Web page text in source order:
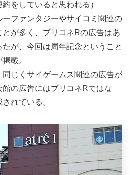
をしていると思われる）
ーファンタジーやサイコミ関連の
が多く、プリコネRの広告はあ
が、今回は周年記念ということ
載。
じくサイゲームス関連の広告が
の広告にはプリコネRではな
れている。